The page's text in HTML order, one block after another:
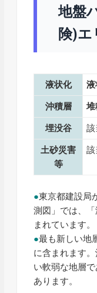
地盤
険)エ
液状化
沖積層
埋没谷 該
土砂災害
等
該
●東京都建設局
測図」では、
まれています。
●最も新しい地
に含まれます
い軟弱な地層
あります。